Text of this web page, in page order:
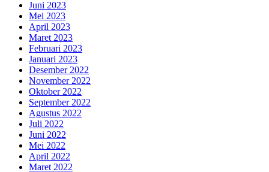
Juni 2023
Mei 2023
April 2023
Maret 2023
Februari 2023
Januari 2023
Desember 2022
November 2022
Oktober 2022
September 2022
Agustus 2022
Juli 2022
Juni 2022
Mei 2022
April 2022
Maret 2022